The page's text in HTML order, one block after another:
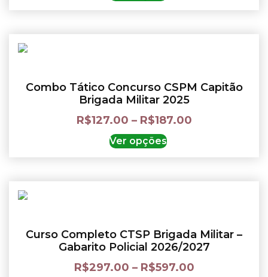
Combo Tático Concurso CSPM Capitão
Brigada Militar 2025
R$127.00 – R$187.00
Ver opções
Curso Completo CTSP Brigada Militar –
Gabarito Policial 2026/2027
R$297.00 – R$597.00